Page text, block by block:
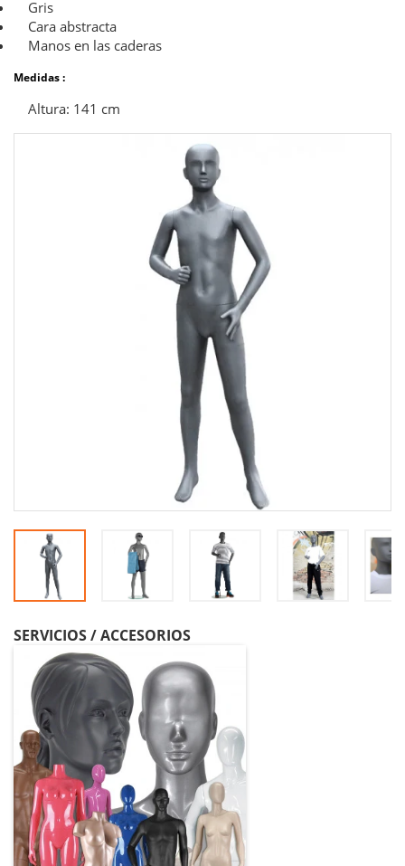
Gris
Cara abstracta
Manos en las caderas
Medidas :
Altura: 141 cm
SERVICIOS / ACCESORIOS